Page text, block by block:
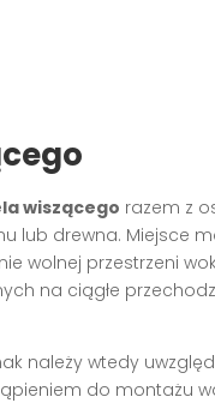
wiszącego razem z
lub drewna. Miejsce
wolnej przestrzeni
na ciągłe
należy wtedy
do montażu